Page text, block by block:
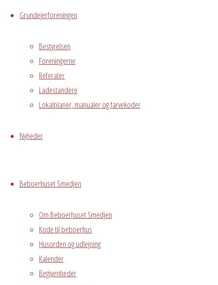
Grundejerforeningen
Bestyrelsen
Foreningerne
Referater
Ladestandere
Lokalplaner, manualer og farvekoder
Nyheder
Beboerhuset Smedjen
Om Beboerhuset Smedjen
Kode til beboerhus
Husorden og udlejning
Kalender
Begivenheder
Privat
25 stk.
Vi klarer selv